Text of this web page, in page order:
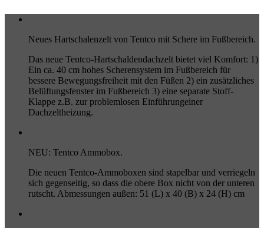
Neues Hartschalenzelt von Tentco mit Schere im Fußbereich.
Das neue Tentco-Hartschaldendachzelt bietet viel Komfort: 1)
Ein ca. 40 cm hohes Scherensystem im Fußbereich für
bessere Bewegungsfreiheit mit den Füßen 2) ein zusätzliches
Belüftungsfenster im Fußbereich 3) eine separate Stoff-
Klappe z.B. zur problemlosen Einführungeiner
Dachzeltheizung.
NEU: Tentco Ammobox.
Die neuen Tentco-Ammoboxen sind stapelbar und verriegeln
sich gegenseitig, so dass die obere Box nicht von der unteren
rutscht. Abmessungen außen: 51 (L) x 40 (B) x 24 (H) cm